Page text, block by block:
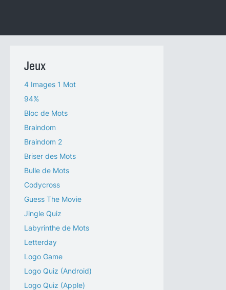
Jeux
4 Images 1 Mot
94%
Bloc de Mots
Braindom
Braindom 2
Briser des Mots
Bulle de Mots
Codycross
Guess The Movie
Jingle Quiz
Labyrinthe de Mots
Letterday
Logo Game
Logo Quiz (Android)
Logo Quiz (Apple)